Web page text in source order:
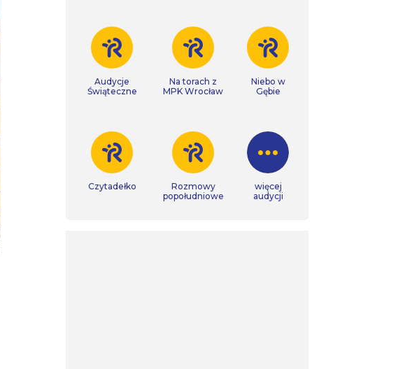
Audycje
Świąteczne
Na torach z
MPK Wrocław
Niebo w
Gębie
Czytadełko
Rozmowy
popołudniowe
więcej
audycji